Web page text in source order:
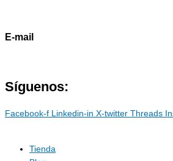
E-mail
Síguenos:
Facebook-f Linkedin-in X-twitter Threads
Tienda